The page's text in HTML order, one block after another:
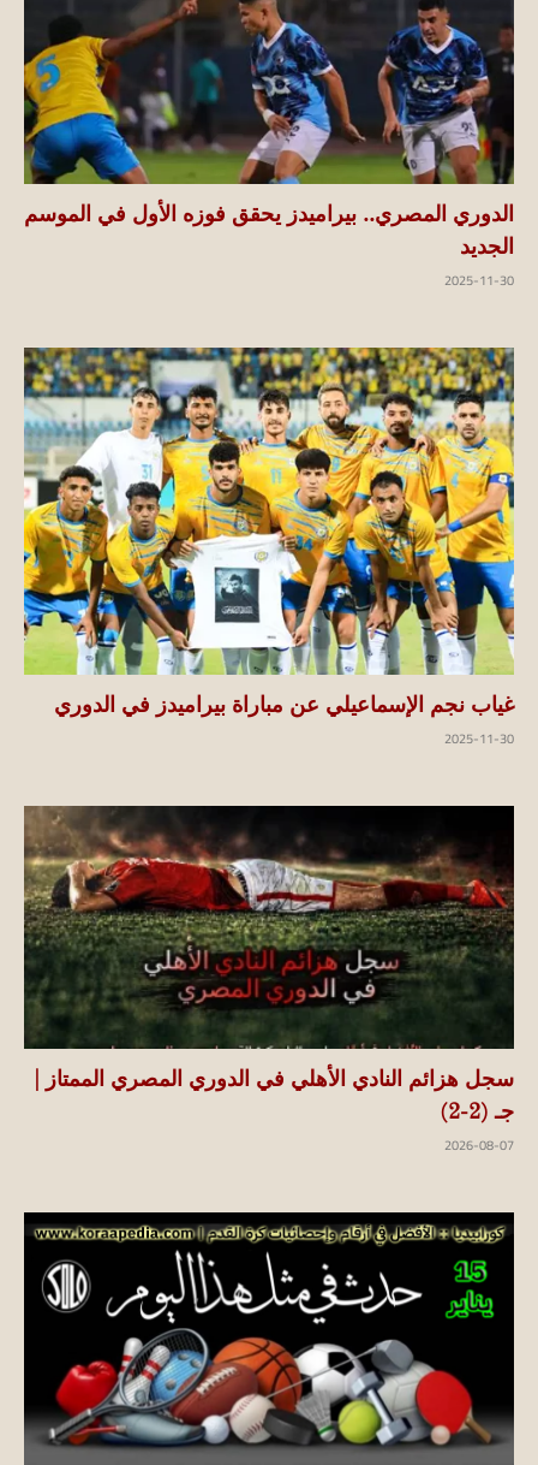
الدوري المصري.. بيراميدز يحقق فوزه الأول في الموسم
الجديد
2025-11-30
غياب نجم الإسماعيلي عن مباراة بيراميدز في الدوري
2025-11-30
سجل هزائم النادي الأهلي في الدوري المصري الممتاز |
جـ (2-2)
2026-08-07